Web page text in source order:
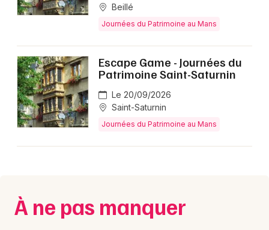
Beillé
Journées du Patrimoine au Mans
Escape Game - Journées du
Patrimoine Saint-Saturnin
Le 20/09/2026
Saint-Saturnin
Journées du Patrimoine au Mans
À ne pas manquer